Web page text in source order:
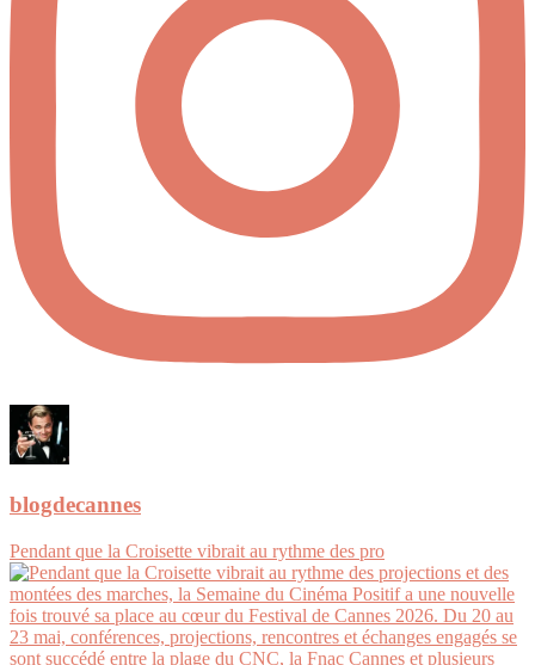
blogdecannes
Pendant que la Croisette vibrait au rythme des pro